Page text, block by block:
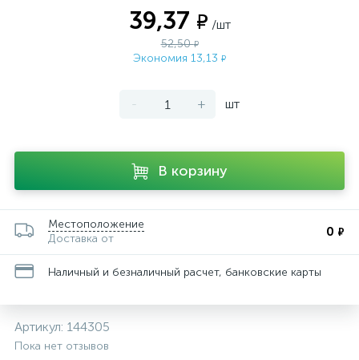
39,37 ₽ /шт
52,50₽
Экономия 13,13 ₽
- + шт
В корзину
Местоположение
Доставка от
0 ₽
Наличный и безналичный расчет, банковские карты
Артикул: 144305
Пока нет отзывов